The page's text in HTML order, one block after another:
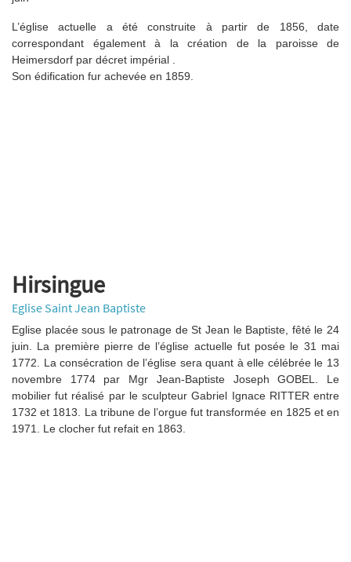
L’église actuelle a été construite à partir de 1856, date
correspondant également à la création de la paroisse de
Heimersdorf par décret impérial .
Son édification fur achevée en 1859.
Hirsingue
Eglise Saint Jean Baptiste
Eglise placée sous le patronage de St Jean le Baptiste, fêté le 24
juin. La première pierre de l’église actuelle fut posée le 31 mai
1772. La consécration de l’église sera quant à elle célébrée le 13
novembre 1774 par Mgr Jean-Baptiste Joseph GOBEL. Le
mobilier fut réalisé par le sculpteur Gabriel Ignace RITTER entre
1732 et 1813. La tribune de l’orgue fut transformée en 1825 et en
1971. Le clocher fut refait en 1863.